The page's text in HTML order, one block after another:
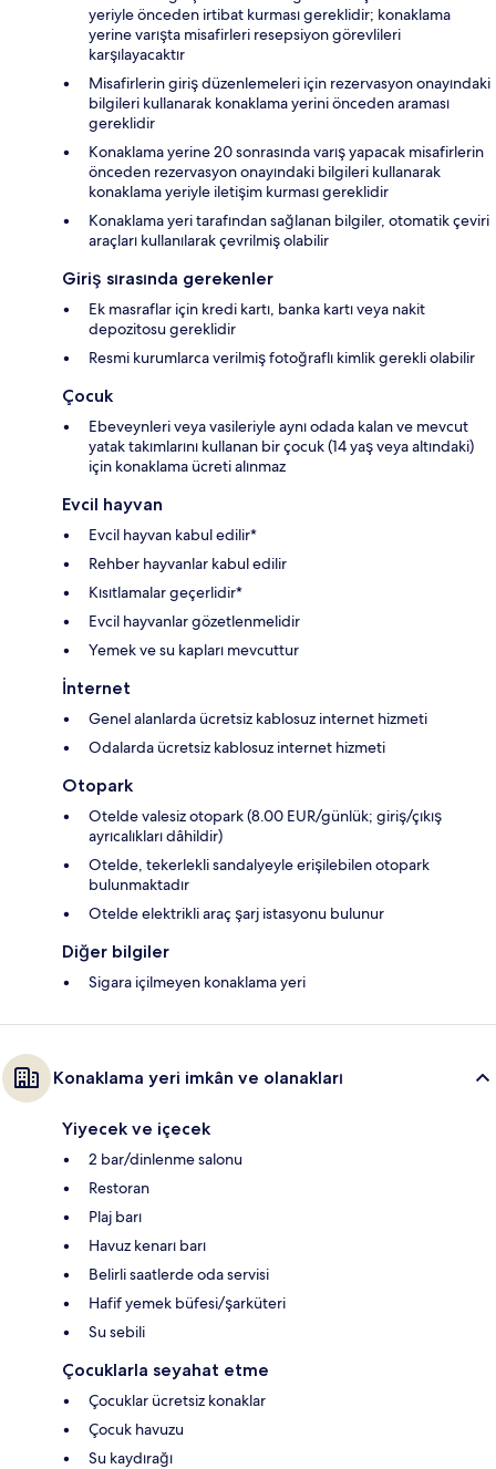
yeriyle önceden irtibat kurması gereklidir; konaklama
yerine varışta misafirleri resepsiyon görevlileri
karşılayacaktır
Misafirlerin giriş düzenlemeleri için rezervasyon onayındaki
bilgileri kullanarak konaklama yerini önceden araması
gereklidir
Konaklama yerine 20 sonrasında varış yapacak misafirlerin
önceden rezervasyon onayındaki bilgileri kullanarak
konaklama yeriyle iletişim kurması gereklidir
Konaklama yeri tarafından sağlanan bilgiler, otomatik çeviri
araçları kullanılarak çevrilmiş olabilir
Giriş sırasında gerekenler
Ek masraflar için kredi kartı, banka kartı veya nakit
depozitosu gereklidir
Resmi kurumlarca verilmiş fotoğraflı kimlik gerekli olabilir
Çocuk
Ebeveynleri veya vasileriyle aynı odada kalan ve mevcut
yatak takımlarını kullanan bir çocuk (14 yaş veya altındaki)
için konaklama ücreti alınmaz
Evcil hayvan
Evcil hayvan kabul edilir*
Rehber hayvanlar kabul edilir
Kısıtlamalar geçerlidir*
Evcil hayvanlar gözetlenmelidir
Yemek ve su kapları mevcuttur
İnternet
Genel alanlarda ücretsiz kablosuz internet hizmeti
Odalarda ücretsiz kablosuz internet hizmeti
Otopark
Otelde valesiz otopark (8.00 EUR/günlük; giriş/çıkış
ayrıcalıkları dâhildir)
Otelde, tekerlekli sandalyeyle erişilebilen otopark
bulunmaktadır
Otelde elektrikli araç şarj istasyonu bulunur
Diğer bilgiler
Sigara içilmeyen konaklama yeri
Konaklama yeri imkân ve olanakları
Yiyecek ve içecek
2 bar/dinlenme salonu
Restoran
Plaj barı
Havuz kenarı barı
Belirli saatlerde oda servisi
Hafif yemek büfesi/şarküteri
Su sebili
Çocuklarla seyahat etme
Çocuklar ücretsiz konaklar
Çocuk havuzu
Su kaydırağı